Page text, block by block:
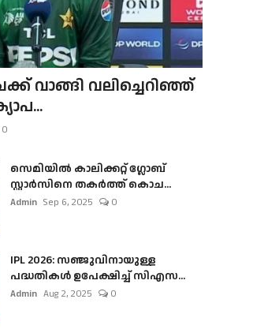
വാങ്ങി വലിച്ചെറിഞ്ഞ്
സെമിയിൽ കാലിക്കറ്റ് ഗ്ലോബ്
സ്റ്റാർസിനെ തകർത്ത് കൊച...
Admin Sep 6, 2025 0
IPL 2026: സഞ്ജുവിനായുള്ള
പദ്ധതികൾ ഉപേക്ഷിച്ച് സിഎസ...
Admin Aug 2, 2025 0